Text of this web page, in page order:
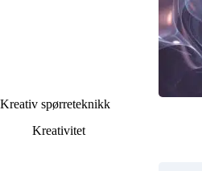
Kreativ spørreteknikk
Kreativitet